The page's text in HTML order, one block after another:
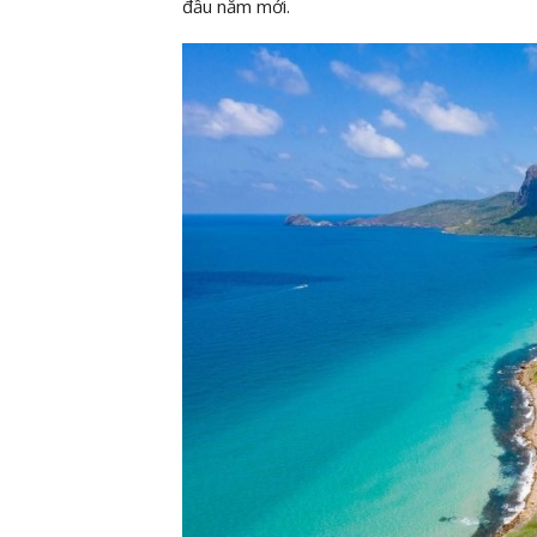
đầu năm mới.